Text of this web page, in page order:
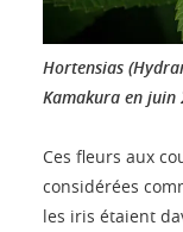
Hortensias
Kamakura en juin
Ces fleurs aux
considérées
les iris étaient